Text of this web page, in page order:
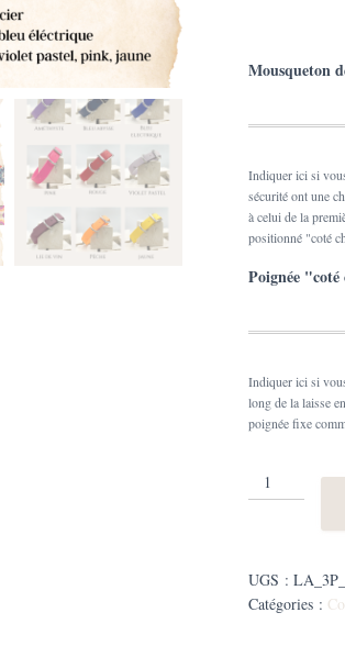
Mousqueton
Indiquer ici si
sécurité ont une
à celui de la
positionné "coté
Poignée
Indiquer ici si
long de la laisse
poignée fixe
quantité
de
points
Biothane®
UGS :
Catégories :